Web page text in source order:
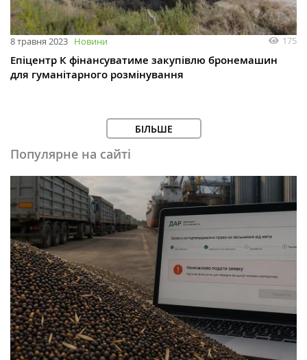
8 травня 2023 Новини 175
Епіцентр К фінансуватиме закупівлю бронемашин
для гуманітарного розмінування
БІЛЬШЕ
Популярне на сайті